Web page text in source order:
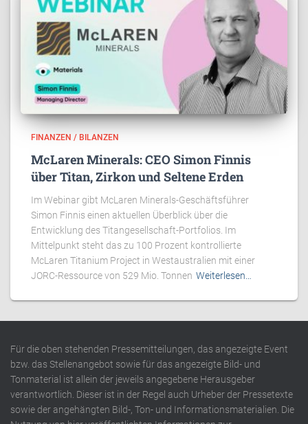
FINANZEN / BILANZEN
McLaren Minerals: CEO Simon Finnis
über Titan, Zirkon und Seltene Erden
Im Webinar gibt McLaren Minerals-Geschäftsführer
Simon Finnis einen aktuellen Überblick über die
Entwicklung des Titangesellschaft-Portfolios. Im
Mittelpunkt steht das zu 100 Prozent kontrollierte
McLaren Titanium Project in Westaustralien mit einer
JORC-Ressource von 529 Mio. Tonnen Weiterlesen…
Für die oben stehenden Pressemitteilungen, das angezeigte Event
bzw. das Stellenangebot sowie für das angezeigte Bild- und
Tonmaterial ist allein der jeweils angegebene Herausgeber
verantwortlich. Dieser ist in der Regel auch Urheber der Pressetexte
sowie der angehängten Bild-, Ton- und Informationsmaterialien. Die